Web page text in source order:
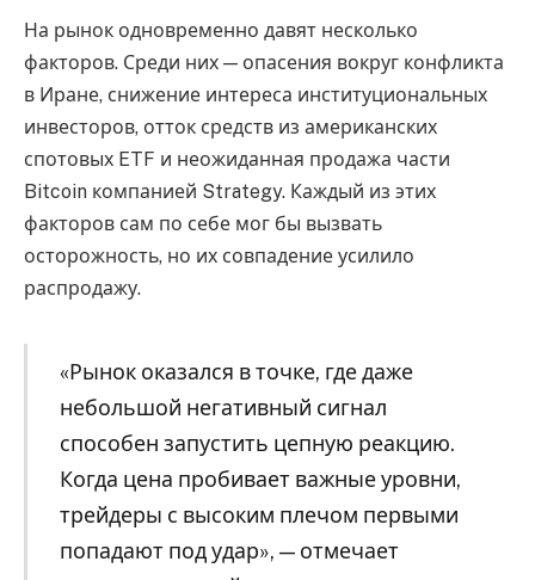
На рынок одновременно давят несколько
факторов. Среди них — опасения вокруг конфликта
в Иране, снижение интереса институциональных
инвесторов, отток средств из американских
спотовых ETF и неожиданная продажа части
Bitcoin компанией Strategy. Каждый из этих
факторов сам по себе мог бы вызвать
осторожность, но их совпадение усилило
распродажу.
«Рынок оказался в точке, где даже
небольшой негативный сигнал
способен запустить цепную реакцию.
Когда цена пробивает важные уровни,
трейдеры с высоким плечом первыми
попадают под удар», — отмечает